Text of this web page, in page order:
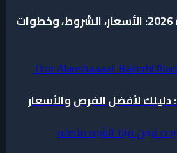
طرح جنة المنصورة الجديدة 2026: الأسعار، الشروط، وخطوات